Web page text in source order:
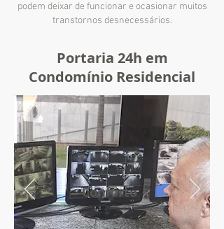
podem deixar de funcionar e ocasionar muitos
transtornos desnecessários.
Portaria 24h em
Condomínio Residencial
Conforto